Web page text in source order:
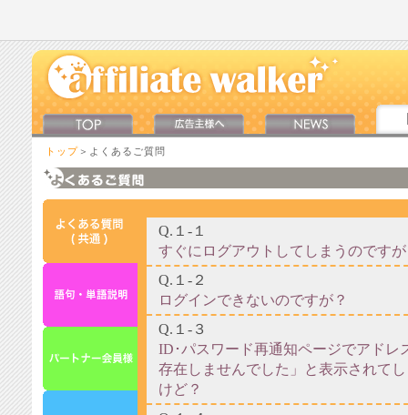
トップ ＞よくあるご質問